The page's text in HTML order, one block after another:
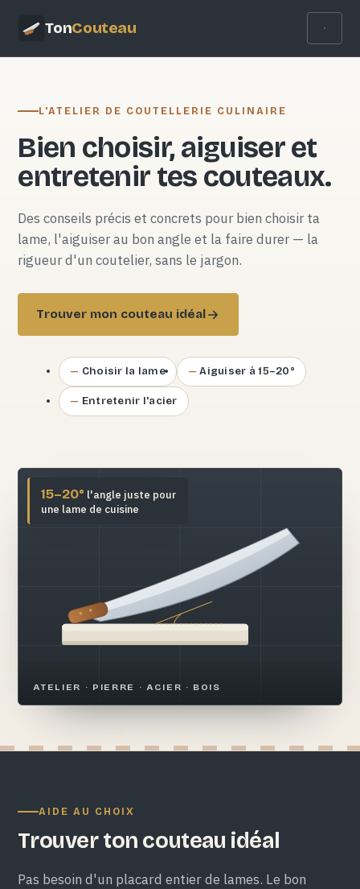
TonCouteau
L'ATELIER DE COUTELLERIE CULINAIRE
Bien choisir, aiguiser et
entretenir tes couteaux.
Des conseils précis et concrets pour bien choisir ta
lame, l'aiguiser au bon angle et la faire durer — la
rigueur d'un coutelier, sans le jargon.
Trouver mon couteau idéal
Choisir la lame Aiguiser à 15–20°
Entretenir l'acier
ATELIER · PIERRE · ACIER · BOIS
15–20° l'angle juste pour
une lame de cuisine
AIDE AU CHOIX
Trouver ton couteau idéal
Pas besoin d'un placard entier de lames. Le bon